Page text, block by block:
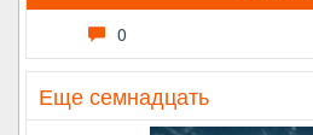
0
Еще семнадцать